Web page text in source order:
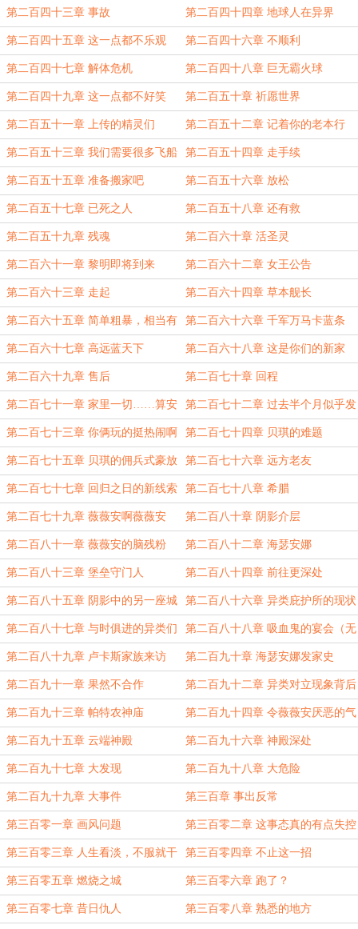
第二百四十三章 事故 第二百四十四章 地球人在异界
第二百四十五章 这一点都不乐观 第二百四十六章 不顺利
第二百四十七章 解体危机 第二百四十八章 巨无霸火球
第二百四十九章 这一点都不好笑 第二百五十章 祈愿世界
第二百五十一章 上传的精灵们 第二百五十二章 记着你的老本行
第二百五十三章 我们需要很多飞船 第二百五十四章 走手续
第二百五十五章 准备搬家吧 第二百五十六章 放松
第二百五十七章 已死之人 第二百五十八章 还有救
第二百五十九章 残魂 第二百六十章 活圣灵
第二百六十一章 黎明即将到来 第二百六十二章 女王公告
第二百六十三章 走起 第二百六十四章 草本舰长
第二百六十五章 简单粗暴，相当有
效
第二百六十六章 千军万马卡蓝条
第二百六十七章 高远蓝天下 第二百六十八章 这是你们的新家
第二百六十九章 售后 第二百七十章 回程
第二百七十一章 家里一切……算安
好吧
第二百七十二章 过去半个月似乎发
生挺多事
第二百七十三章 你俩玩的挺热闹啊 第二百七十四章 贝琪的难题
第二百七十五章 贝琪的佣兵式豪放
料理
第二百七十六章 远方老友
第二百七十七章 回归之日的新线索 第二百七十八章 希腊
第二百七十九章 薇薇安啊薇薇安 第二百八十章 阴影介层
第二百八十一章 薇薇安的脑残粉 第二百八十二章 海瑟安娜
第二百八十三章 堡垒守门人 第二百八十四章 前往更深处
第二百八十五章 阴影中的另一座城 第二百八十六章 异类庇护所的现状
第二百八十七章 与时俱进的异类们 第二百八十八章 吸血鬼的宴会（无
雾）
第二百八十九章 卢卡斯家族来访 第二百九十章 海瑟安娜发家史
第二百九十一章 果然不合作 第二百九十二章 异类对立现象背后
的谜团
第二百九十三章 帕特农神庙 第二百九十四章 令薇薇安厌恶的气
息
第二百九十五章 云端神殿 第二百九十六章 神殿深处
第二百九十七章 大发现 第二百九十八章 大危险
第二百九十九章 大事件 第三百章 事出反常
第三百零一章 画风问题 第三百零二章 这事态真的有点失控
了
第三百零三章 人生看淡，不服就干 第三百零四章 不止这一招
第三百零五章 燃烧之城 第三百零六章 跑了？
第三百零七章 昔日仇人 第三百零八章 熟悉的地方